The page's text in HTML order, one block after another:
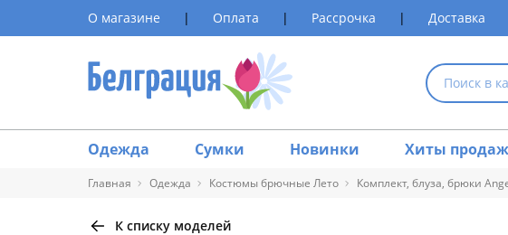
О магазине | Оплата | Рассрочка | Доставка
Одежда Сумки Новинки Хиты продаж
Главная Одежда Костюмы брючные Лето Комплект, блуза, брюки
К списку моделей